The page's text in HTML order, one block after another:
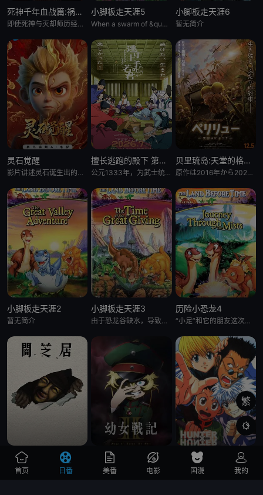
死神千年血战篇:祸进谭:动漫
即使死神与灭却师历经千年的血战尽头，毁灭的未来已隐约可见── &nbsp; &nbsp; &nbsp; &nbsp; &nbsp; &nbsp; &nbsp; &nbsp; &nbsp; &nbsp;
小脚板走天涯5
When a swarm of &quot;leaf-gobblers&quot; devours all
小脚板走天涯6
暂无简介
灵石觉醒
影片讲述灵石诞生出的石灵儿，被石矶娘娘收养。哪吒误伤石矶徒弟，太乙真人偏袒哪吒，锁住石矶。石灵儿为救母学艺，却
擅长逃跑的殿下 第二季
公元1333年，为武士统治日本奠定基石的镰仓幕府，因其所信任的幕臣——足利尊氏的谋反而宣告灭亡。 &nbsp; &nbsp; &nbsp; &nbsp; &nbsp; &nbsp; &nbsp; &n
贝里琉岛:天堂的格尔尼卡:
原作は2016年から2021年までヤングアニマル（白泉社）にて连载され、2017年度の日本漫画家协会赏の优
小脚板走天涯2
暂无简介
小脚板走天涯3
由于恐龙谷缺水，导致大恐龙们反目成仇，“小足”和它四位朋友为此展开寻水之旅。一路上，小恐龙们历经暴龙的攻击
历险小恐龙4
“小足”和它的朋友这次又有新的冒险了。在“小足”所居住的大峡谷外，有一块曾是干燥地，现今却变成沼泽的“神秘
暗芝居 第十七季 幼女战记2 全职猎人 第十九季99
小杰的父亲是名顶级猎人，却在他很小时就离开了他。多年后，天资聪慧生性善良的他也决定成为一名猎人，并借此去寻找素未谋面的父亲。 在考取猎人证的过程中，小杰结识了杀手家族出身的奇犽，火眼睛族的唯一幸存
繁

首页 日番 美番 电影 国漫 我的